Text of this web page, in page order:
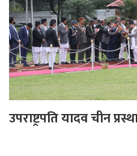
उपराष्ट्रपति यादव चीन